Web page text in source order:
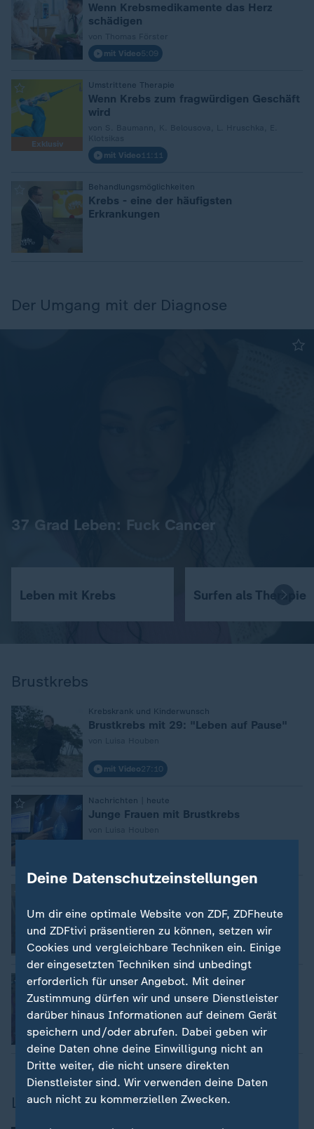
Wenn Krebsmedikamente das Herz
schädigen
mit Video5:09
Exklusiv
Umstrittene Therapie
Wenn Krebs zum fragwürdigen Geschäft
wird
mit Video 11:11
Behandlungsmöglichkeiten
Krebs - eine der häufigsten
Erkrankungen
Der Umgang mit der Diagnose
37 Grad Leben: Fuck Cancer
Leben mit Krebs Surfen als Therapie
Brustkrebs
Krebskrank und Kinderwunsch
Brustkrebs mit 29: "Leben auf Pause"
mit Video27:10
Nachrichten | heute
Junge Frauen mit Brustkrebs
Sterblichkeit klar
Dokumentarfilm
"Pink Power": Kraft gegen Krebs
von Annette Yang
Video2:21
Lungenkrebs
Deine Datenschutzeinstellungen
Um dir eine optimale Website von ZDF, ZDFheute
und ZDFtivi präsentieren zu können, setzen wir
Cookies und vergleichbare Techniken ein. Einige
der eingesetzten Techniken sind unbedingt
erforderlich für unser Angebot. Mit deiner
Zustimmung dürfen wir und unsere Dienstleister
darüber hinaus Informationen auf deinem Gerät
speichern und/oder abrufen. Dabei geben wir
deine Daten ohne deine Einwilligung nicht an
Dritte weiter, die nicht unsere direkten
Dienstleister sind. Wir verwenden deine Daten
auch nicht zu kommerziellen Zwecken.